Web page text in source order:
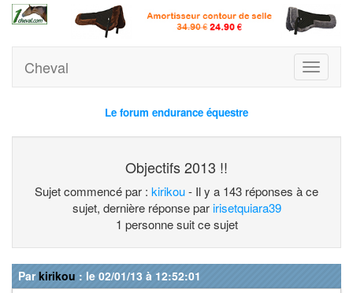
Toggle
Cheval
Le forum endurance équestre
Objectifs 2013 !!
Sujet commencé par : kirikou- Il y a 143 réponses à ce
sujet, dernière réponse paririsetquiara39
1 personne suit ce sujet
Parkirikou : le 02/01/13 à 12:52:01